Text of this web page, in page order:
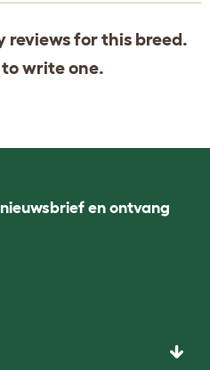
reviews for this breed.
to write one.
en ontvang